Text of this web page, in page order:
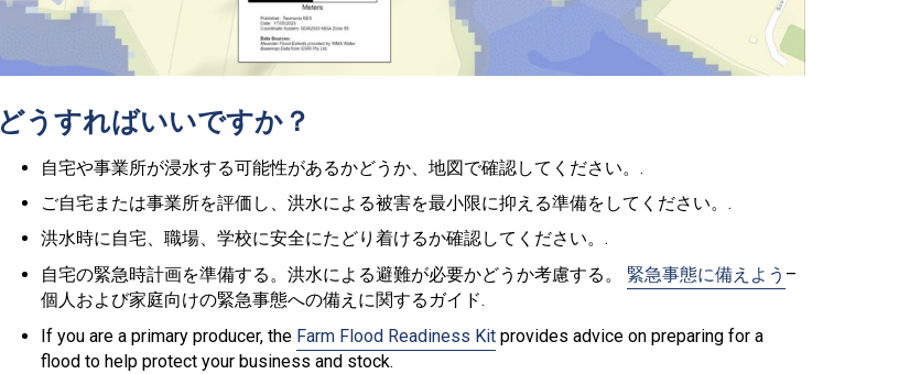
どうすればいいですか？
自宅や事業所が浸水する可能性があるかどうか、地図で確認してください。.
ご自宅または事業所を評価し、洪水による被害を最小限に抑える準備をしてください。.
洪水時に自宅、職場、学校に安全にたどり着けるか確認してください。.
自宅の緊急時計画を準備する。洪水による避難が必要かどうか考慮する。 緊急事態に備えよう –
個人および家庭向けの緊急事態への備えに関するガイド.
If you are a primary producer, the Farm Flood Readiness Kit provides advice on preparing for a
flood to help protect your business and stock.